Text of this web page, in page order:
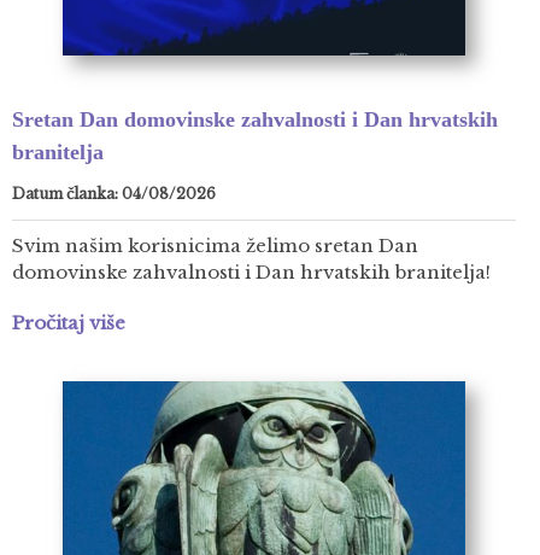
Sretan Dan domovinske zahvalnosti i Dan hrvatskih
branitelja
Datum članka: 04/08/2026
Svim našim korisnicima želimo sretan Dan
domovinske zahvalnosti i Dan hrvatskih branitelja!
Pročitaj više